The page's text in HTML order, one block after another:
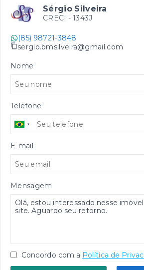
Sérgio Silveira
CRECI - 1343J
(85) 98721-3848
sergio.bmsilveira@gmail.com
Nome
Telefone
E-mail
Mensagem
Concordo com a Política de